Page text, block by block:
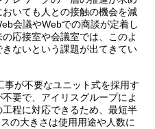
いても人との接触の機会を減
会議やWebでの商談が定着し
応接室や会議室では、このよ
ないという課題が出てきてい
が不要なユニット式を採用す
要で、アイリスグループによ
程に対応できるため、最短半
の大きさは使用用途や人数に